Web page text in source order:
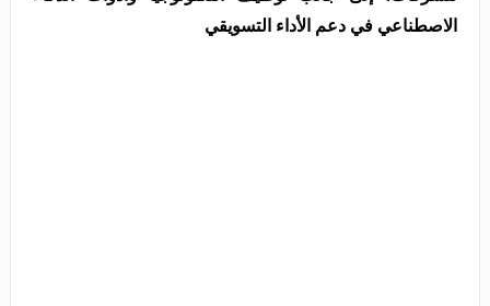
الاصطناعي في دعم الأداء التسويقي